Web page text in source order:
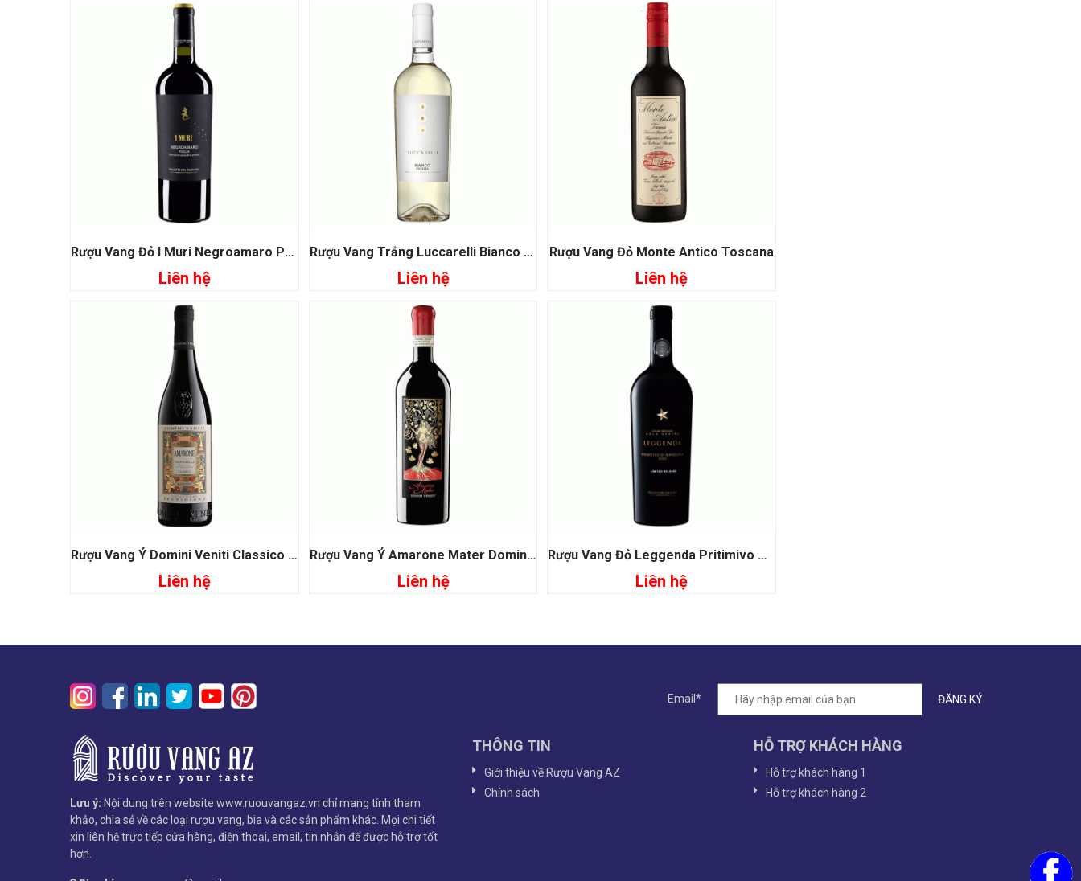
Đọc tiếp
Rượu Vang Đỏ I Muri Negroamaro Pugia
Liên hệ
Đọc tiếp
Rượu Vang Trắng Luccarelli Bianco Pugia
Liên hệ
Đọc tiếp
Rượu Vang Đỏ Monte Antico Toscana
Liên hệ
Đọc tiếp
Rượu Vang Ý Domini Veniti Classico Amarone
Liên hệ
Đọc tiếp
Rượu Vang Ý Amarone Mater Domini Veneti
Liên hệ
Đọc tiếp
Rượu Vang Đỏ Leggenda Pritimivo Di Manduria Doc
Liên hệ
Lưu ý: Nội dung trên website www.ruouvangaz.vn chỉ mang tính tham
khảo, chia sẻ về các loại rượu vang, bia và các sản phẩm khác. Mọi chi tiết
xin liên hệ trực tiếp cửa hàng, điện thoại, email, tin nhắn để được hỗ trợ tốt
hơn.
Email*
THÔNG TIN
Giới thiệu về Rượu Vang AZ
Chính sách
HỖ TRỢ KHÁCH HÀNG
Hỗ trợ khách hàng 1
Hỗ trợ khách hàng 2